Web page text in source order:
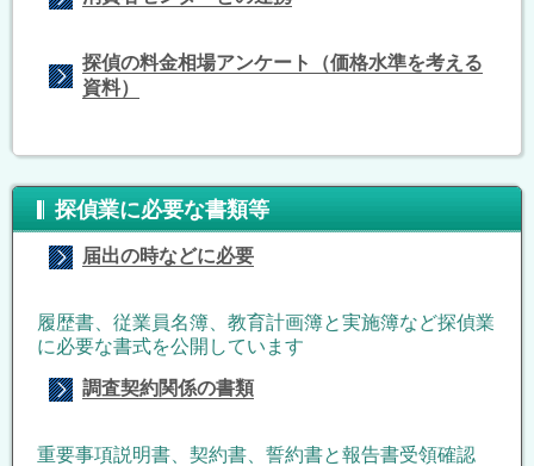
探偵の料金相場アンケート（価格水準を考える
資料）
探偵業に必要な書類等
届出の時などに必要
履歴書、従業員名簿、教育計画簿と実施簿など探偵業
に必要な書式を公開しています
調査契約関係の書類
重要事項説明書、契約書、誓約書と報告書受領確認